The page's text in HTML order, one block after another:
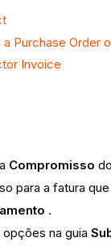
a Purchase Order
Invoice
Compromisso
para a fatura
.
opções na guia